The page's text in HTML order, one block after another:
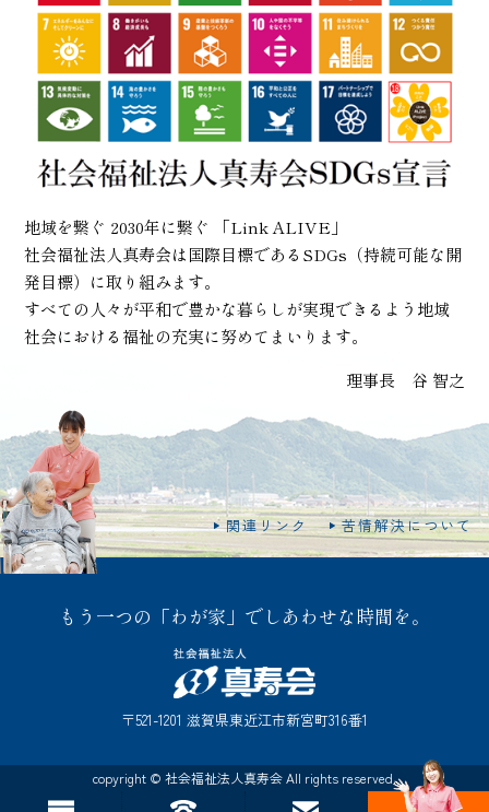
地域を繋ぐ 2030年に繋ぐ 「Link ALIVE」
社会福祉法人真寿会は国際目標であるSDGs（持続可能な開
発目標）に取り組みます。
すべての人々が平和で豊かな暮らしが実現できるよう地域
社会における福祉の充実に努めてまいります。
理事長 谷 智之
関連リンク 苦情解決について
もう一つの「わが家」でしあわせな時間を。
〒521-1201 滋賀県東近江市新宮町316番1
copyright © 社会福祉法人真寿会 All rights reserved.